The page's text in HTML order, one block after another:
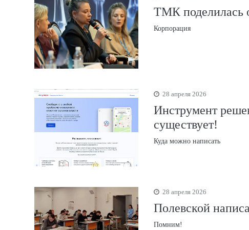
ТМК поделилась
Корпорация
28 апреля 2026
Инструмент
существует!
Куда можно написать
28 апреля 2026
Полевской
Помним!